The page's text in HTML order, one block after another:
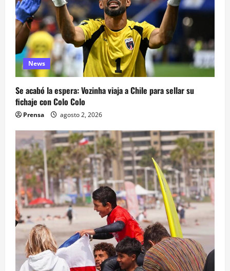
News
Se acabó la espera: Vozinha viaja a Chile para sellar su
fichaje con Colo Colo
Prensa agosto 2, 2026